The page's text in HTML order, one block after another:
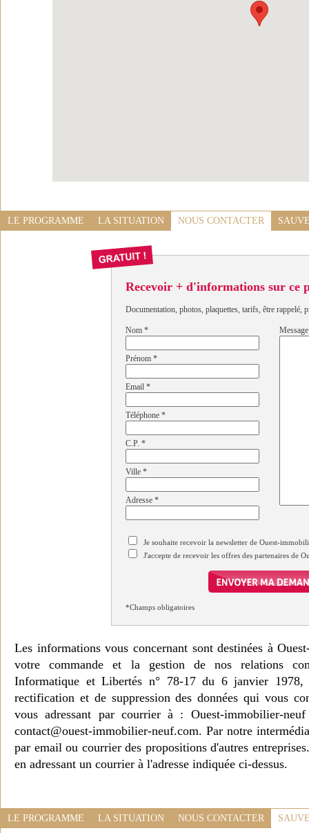
LE PROGRAMME LA SITUATION NOUS CONTACTER
Recevoir + d'informations sur ce
Documentation, photos, plaquettes, tarifs, être rappelé,
Nom *
Prénom *
Email *
Téléphone *
C.P. *
Ville *
Adresse *
Message
Je souhaite recevoir la newsletter de Ouest-
J'accepte de recevoir les offres des partenaires de
*Champs obligatoires
Les informations vous concernant sont destinées à
votre commande et la gestion de nos relations
Informatique et Libertés n° 78-17 du 6 janvier 1978,
rectification et de suppression des données qui vous
vous adressant par courrier à : Ouest-immobilier-
contact@ouest-immobilier-neuf.com. Par notre
par email ou courrier des propositions d'autres
en adressant un courrier à l'adresse indiquée ci-dessus.
LE PROGRAMME LA SITUATION NOUS CONTACTER